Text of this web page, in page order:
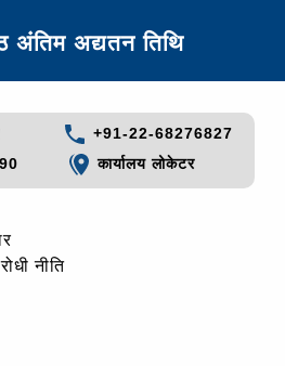
अंतिम अद्यतन तिथि
+91-22-68276827
कार्यालय लोकेटर
नीति